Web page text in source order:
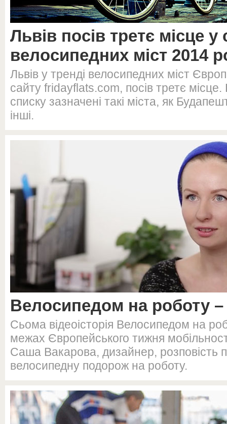
Львів посів третє місце у
велосипедних міст 2014
Львів у тренді велосипедних міст
сайту fridayflats.com, посів третє
списку зазначені такі міста, як
інші.
Велосипедом на роботу
Сьома відеоісторія Велосипедом на
межах Європейського тижня
Саша Вакарова, дизайнер, розповість
велосипедну подорож на роботу.